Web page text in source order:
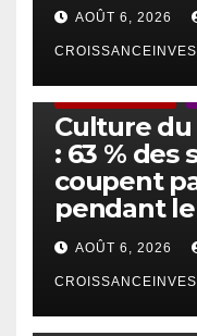
AOÛT 6, 2026
Culture du
: 63 % des
coupent
pendant
AOÛT 6, 2026